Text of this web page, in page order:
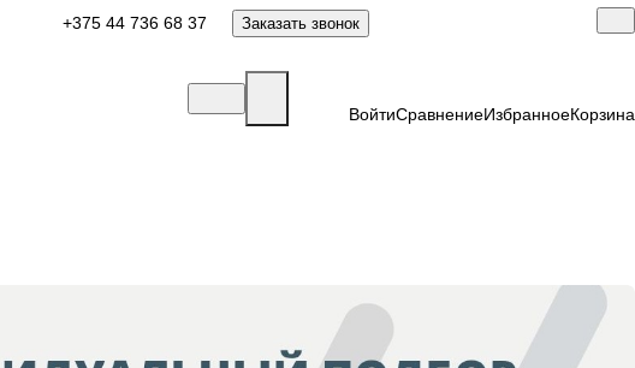
+375 44 736 68 37 Заказать звонок
ВойтиСравнениеИзбранноеКорзина